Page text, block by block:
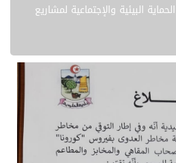
البيئية والإجتماعية لمشاريع